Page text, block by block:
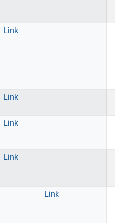
Link
Link
Link
Link
Link